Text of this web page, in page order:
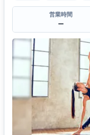
営業時間
ー